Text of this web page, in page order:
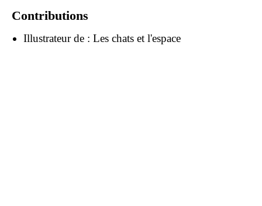
Contributions
Illustrateur de : Les chats et l'espace